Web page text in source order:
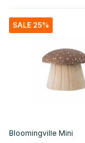
SALE 25%
Bloomingville Mini